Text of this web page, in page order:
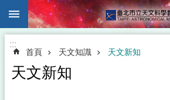
跳到主要內容區塊
:::
首頁 天文知識 天文新知
天文新知